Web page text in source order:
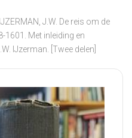
J.W. De reis om de
1601. Met inleiding en
IJzerman. [Twee delen]